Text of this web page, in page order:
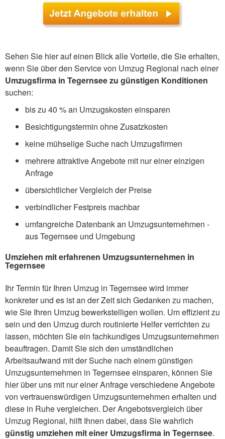
Sehen Sie hier auf einen Blick alle Vorteile, die Sie erhalten,
wenn Sie über den Service von Umzug Regional nach einer
Umzugsfirma in Tegernsee zu günstigen Konditionen
suchen:
bis zu 40 % an Umzugskosten einsparen
Besichtigungstermin ohne Zusatzkosten
keine mühselige Suche nach Umzugsfirmen
mehrere attraktive Angebote mit nur einer einzigen
Anfrage
übersichtlicher Vergleich der Preise
verbindlicher Festpreis machbar
umfangreiche Datenbank an Umzugsunternehmen -
aus Tegernsee und Umgebung
Umziehen mit erfahrenen Umzugsunternehmen in
Tegernsee
Ihr Termin für Ihren Umzug in Tegernsee wird immer
konkreter und es ist an der Zeit sich Gedanken zu machen,
wie Sie Ihren Umzug bewerkstelligen wollen. Um effizient zu
sein und den Umzug durch routinierte Helfer verrichten zu
lassen, möchten Sie ein fachkundiges Umzugsunternehmen
beauftragen. Damit Sie sich den umständlichen
Arbeitsaufwand mit der Suche nach einem günstigen
Umzugsunternehmen in Tegernsee einsparen, können Sie
hier über uns mit nur einer Anfrage verschiedene Angebote
von vertrauenswürdigen Umzugsunternehmen erhalten und
diese in Ruhe vergleichen. Der Angebotsvergleich über
Umzug Regional, hilft Ihnen dabei, dass Sie wahrlich
günstig umziehen mit einer Umzugsfirma in Tegernsee.